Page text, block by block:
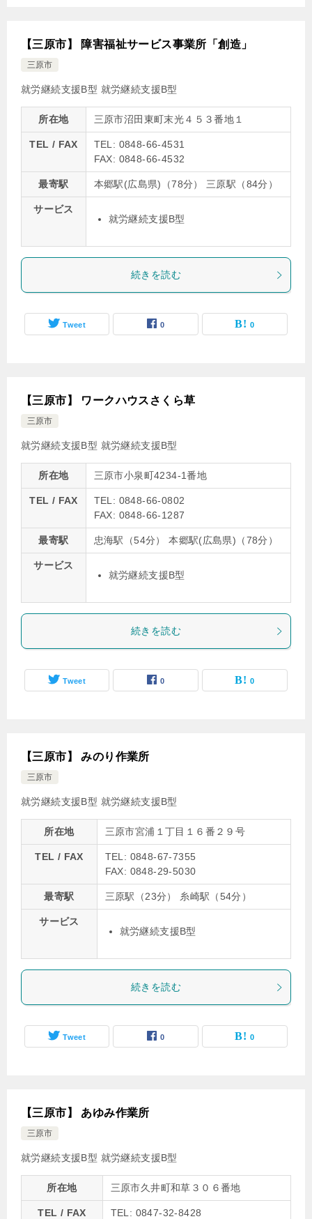
【三原市】 障害福祉サービス事業所「創造」
三原市
就労継続支援B型 就労継続支援B型
所在地 三原市沼田東町末光４５３番地１
TEL / FAX
TEL: 0848-66-4531
FAX: 0848-66-4532
最寄駅 本郷駅(広島県)（78分） 三原駅（84分）
サービス
就労継続支援B型
続きを読む
Tweet 0 0
【三原市】 ワークハウスさくら草
三原市
就労継続支援B型 就労継続支援B型
所在地 三原市小泉町4234-1番地
TEL / FAX
TEL: 0848-66-0802
FAX: 0848-66-1287
最寄駅 忠海駅（54分） 本郷駅(広島県)（78分）
サービス
就労継続支援B型
続きを読む
Tweet 0 0
【三原市】 みのり作業所
三原市
就労継続支援B型 就労継続支援B型
所在地 三原市宮浦１丁目１６番２９号
TEL / FAX
TEL: 0848-67-7355
FAX: 0848-29-5030
最寄駅 三原駅（23分） 糸崎駅（54分）
サービス
就労継続支援B型
続きを読む
Tweet 0 0
【三原市】 あゆみ作業所
三原市
就労継続支援B型 就労継続支援B型
所在地 三原市久井町和草３０６番地
TEL / FAX
TEL: 0847-32-8428